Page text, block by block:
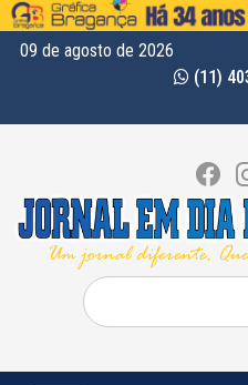
09 de agosto de 2026
(11)
Pesquisar
por: